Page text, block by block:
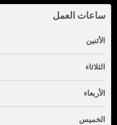
ساعات العمل
الأثنين
الثلاثاء
الأربعاء
الخميس